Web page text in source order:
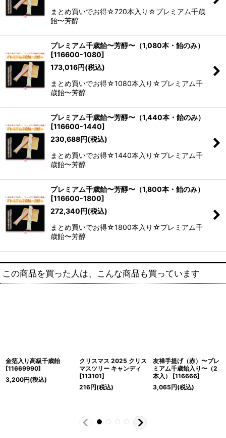
まとめ買いでお得☆720本入り☆プレミアム千歳
飴〜芳醇
プレミアム千歳飴〜芳醇〜（1,080本・飴のみ）
[116600-1080]
173,016円(税込)
まとめ買いでお得☆1080本入り☆プレミアム千
歳飴〜芳醇
プレミアム千歳飴〜芳醇〜（1,440本・飴のみ）
[116600-1440]
230,688円(税込)
まとめ買いでお得☆1440本入り☆プレミアム千
歳飴〜芳醇
プレミアム千歳飴〜芳醇〜（1,800本・飴のみ）
[116600-1800]
272,340円(税込)
まとめ買いでお得☆1800本入り☆プレミアム千
歳飴〜芳醇
この商品を買った人は、こんな商品も買っています
金箔入り高級千歳飴
[11669990]
3,200円(税込)
クリスマス 2025 クリス
マスツリー キャンディ
[113101]
216円(税込)
友禅手提げ（赤）〜プレ
ミアム千歳飴入り〜（2
本入）
[116666]
3,065円(税込)